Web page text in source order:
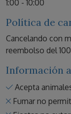
1:00 - 10:00
Política de
Cancelando con
reembolso del
Información
Acepta
Fumar no